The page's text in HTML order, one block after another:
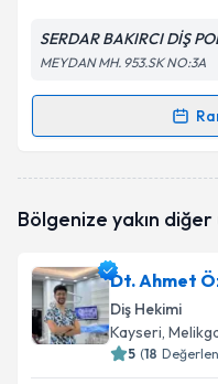
SERDAR BAKIRCI DİŞ
MEYDAN MH. 953.SK NO:3A
Randevu
oluşturun. Size bu
E-posta Adresiniz
Bölgenize yakın
Dt. Ahmet
Diş Hekimi
Kayseri,
5 (18